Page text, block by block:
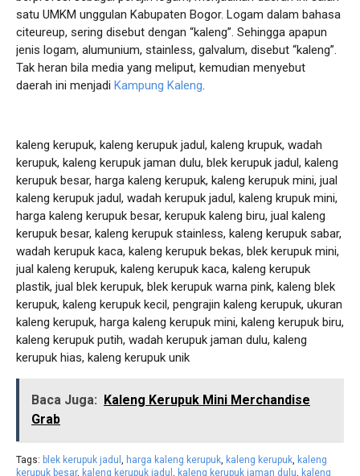
satu UMKM unggulan Kabupaten Bogor. Logam dalam bahasa
citeureup, sering disebut dengan “kaleng”. Sehingga apapun
jenis logam, alumunium, stainless, galvalum, disebut “kaleng”.
Tak heran bila media yang meliput, kemudian menyebut
daerah ini menjadi Kampung Kaleng.
kaleng kerupuk, kaleng kerupuk jadul, kaleng krupuk, wadah
kerupuk, kaleng kerupuk jaman dulu, blek kerupuk jadul, kaleng
kerupuk besar, harga kaleng kerupuk, kaleng kerupuk mini, jual
kaleng kerupuk jadul, wadah kerupuk jadul, kaleng krupuk mini,
harga kaleng kerupuk besar, kerupuk kaleng biru, jual kaleng
kerupuk besar, kaleng kerupuk stainless, kaleng kerupuk sabar,
wadah kerupuk kaca, kaleng kerupuk bekas, blek kerupuk mini,
jual kaleng kerupuk, kaleng kerupuk kaca, kaleng kerupuk
plastik, jual blek kerupuk, blek kerupuk warna pink, kaleng blek
kerupuk, kaleng kerupuk kecil, pengrajin kaleng kerupuk, ukuran
kaleng kerupuk, harga kaleng kerupuk mini, kaleng kerupuk biru,
kaleng kerupuk putih, wadah kerupuk jaman dulu, kaleng
kerupuk hias, kaleng kerupuk unik
Baca Juga: Kaleng Kerupuk Mini Merchandise
Grab
Tags: blek kerupuk jadul harga kaleng kerupuk kaleng kerupuk kaleng
kerupuk besar, kaleng kerupuk jadul kaleng kerupuk jaman dulu
kaleng